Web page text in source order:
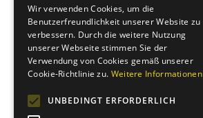
Impressum
Cookies
AGBS
Wir verwenden Cookies, um die
Benutzerfreundlichkeit unserer Website zu
verbessern. Durch die weitere Nutzung
unserer Webseite stimmen Sie der
Verwendung von Cookies gemäß unserer
Cookie-Richtlinie zu. Weitere Informationen
UNBEDINGT ERFORDERLICH